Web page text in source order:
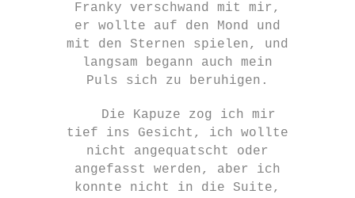
Franky verschwand mit mir,
er wollte auf den Mond und
mit den Sternen spielen, und
langsam begann auch mein
Puls sich zu beruhigen.
Die Kapuze zog ich mir
tief ins Gesicht, ich wollte
nicht angequatscht oder
angefasst werden, aber ich
konnte nicht in die Suite,